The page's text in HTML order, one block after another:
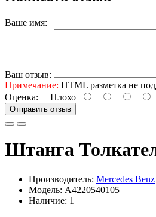
Ваше имя:
Ваш отзыв:
Примечание: HTML разметка не
Оценка: Плохо
Отправить отзыв
Штанга
Производитель: Mercedes Benz
Модель: A4220540105
Наличие: 1